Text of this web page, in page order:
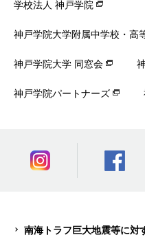
学校法人 神戸学院
神戸学院大学附属中学校・高
神戸学院大学 同窓会
神戸学院パートナーズ
南海トラフ巨大地震等に対